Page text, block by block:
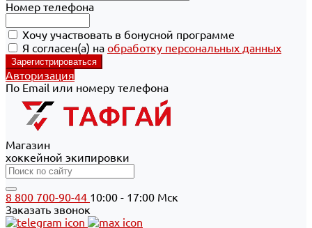
Номер телефона
Хочу участвовать в бонусной программе
Я согласен(а) на обработку персональных данных
Авторизация
По Email или номеру телефона
Магазин
хоккейной экипировки
8 800 700-90-44 10:00 - 17:00 Мск
Заказать звонок